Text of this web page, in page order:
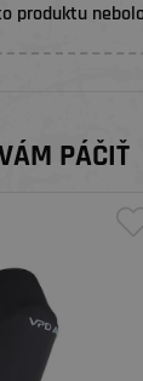
produktu
PÁČIŤ